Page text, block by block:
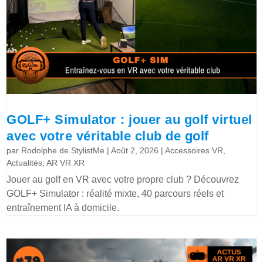
GOLF+ Simulator : jouer au golf virtuel
avec votre véritable club de golf
par Rodolphe de StylistMe |Août 2, 2026 |Accessoires VR
Actualités ,AR VR XR
Jouer au golf en VR avec votre propre club ? Découvrez
GOLF+ Simulator : réalité mixte, 40 parcours réels et
entraînement IA à domicile.